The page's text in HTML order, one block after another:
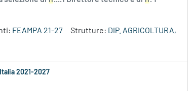
FEAMPA 21-27 Strutture: DIP. AGRICOLTURA,
2021-2027